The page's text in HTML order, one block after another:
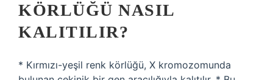
KÖRLÜĞÜ NASIL
KALITILIR?
* Kırmızı-yeşil renk körlüğü, X kromozomunda